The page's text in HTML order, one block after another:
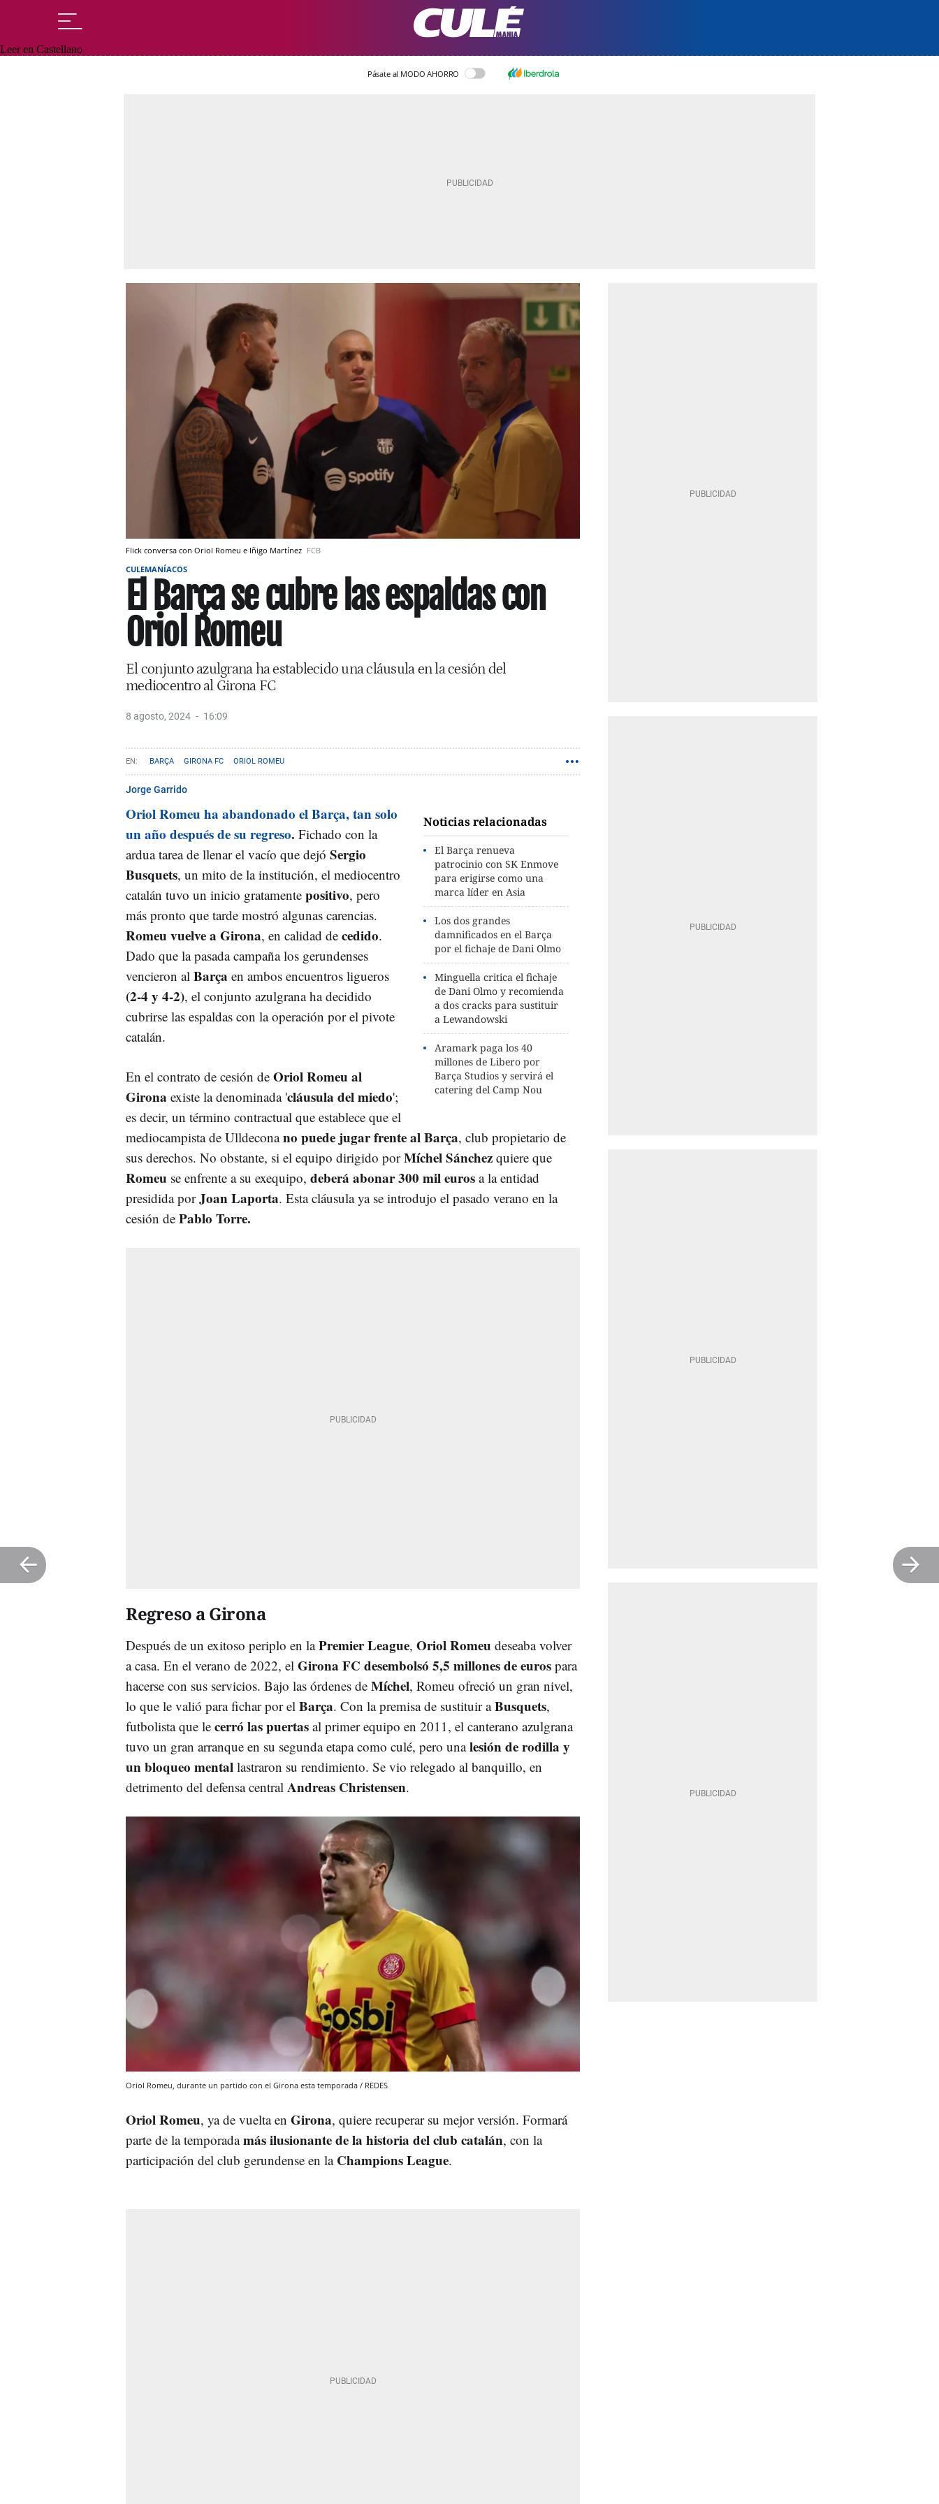
Leer en Castellano
Pásate al MODO AHORRO
Flick conversa con Oriol Romeu e Iñigo Martínez FCB
CULEMANÍACOS
El Barça se cubre las espaldas con
Oriol Romeu
El conjunto azulgrana ha establecido una cláusula en la cesión del
mediocentro al Girona FC
8 agosto, 2024 16:09
BARÇA GIRONA FC ORIOL ROMEU
Jorge Garrido
Noticias relacionadas
El Barça renueva
patrocinio con SK Enmove
para erigirse como una
marca líder en Asia
Los dos grandes
damnificados en el Barça
por el fichaje de Dani Olmo
Minguella critica el fichaje
de Dani Olmo y recomienda
a dos cracks para sustituir
a Lewandowski
Aramark paga los 40
millones de Libero por
Barça Studios y servirá el
catering del Camp Nou
Oriol Romeu ha abandonado el Barça, tan solo
un año después de su regreso. Fichado con la
ardua tarea de llenar el vacío que dejó Sergio
Busquets, un mito de la institución, el mediocentro
catalán tuvo un inicio gratamente positivo, pero
más pronto que tarde mostró algunas carencias.
Romeu vuelve a Girona, en calidad de cedido.
Dado que la pasada campaña los gerundenses
vencieron al Barça en ambos encuentros ligueros
(2-4 y 4-2), el conjunto azulgrana ha decidido
cubrirse las espaldas con la operación por el pivote
catalán.
En el contrato de cesión de Oriol Romeu al
Girona existe la denominada 'cláusula del miedo';
es decir, un término contractual que establece que el
mediocampista de Ulldeconano puede jugar frente al Barça, club propietario de
sus derechos. No obstante, si el equipo dirigido porMíchel Sánchez quiere que
Romeu se enfrente a su exequipo, deberá abonar 300 mil euros a la entidad
presidida porJoan Laporta. Esta cláusula ya se introdujo el pasado verano en la
cesión de Pablo Torre.
Regreso a Girona
Después de un exitoso periplo en laPremier League, Oriol Romeu deseaba volver
a casa. En el verano de 2022, el Girona FC desembolsó 5,5 millones de euros para
hacerse con sus servicios. Bajo las órdenes de Míchel, Romeu ofreció un gran nivel,
lo que le valió para fichar por el Barça. Con la premisa de sustituir aBusquets,
futbolista que le cerró las puertas al primer equipo en 2011, el canterano azulgrana
tuvo un gran arranque en su segunda etapa como culé, pero unalesión de rodilla y
un bloqueo mental lastraron su rendimiento. Se vio relegado al banquillo, en
detrimento del defensa central Andreas Christensen.
Oriol Romeu, durante un partido con el Girona esta temporada / REDES
Oriol Romeu, ya de vuelta en Girona, quiere recuperar su mejor versión. Formará
parte de la temporadamás ilusionante de la historia del club catalán, con la
participación del club gerundense en la Champions League.